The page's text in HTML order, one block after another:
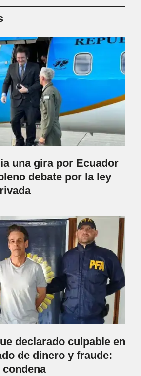
una gira por Ecuador
debate por la ley
declarado culpable en
de dinero y fraude:
condena